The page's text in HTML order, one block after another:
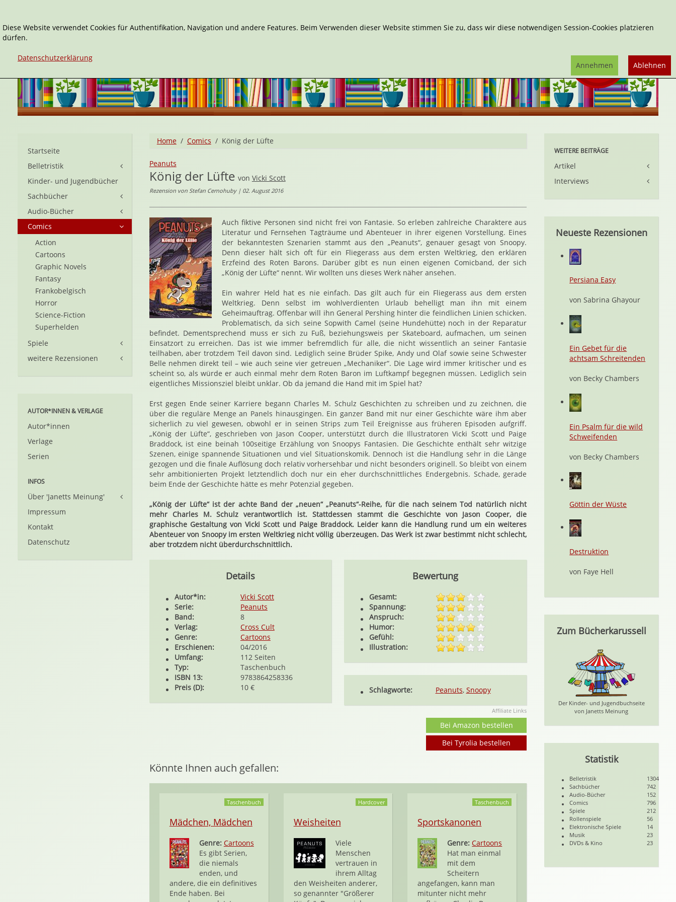
Home Comics König der Lüfte
Peanuts
König der Lüfte von Vicki Scott
Rezension von Stefan Cernohuby | 02. August 2016
Auch fiktive Personen sind nicht frei von Fantasie. So erleben zahlreiche Charaktere aus
Literatur und Fernsehen Tagträume und Abenteuer in ihrer eigenen Vorstellung. Eines
der bekanntesten Szenarien stammt aus den „Peanuts“, genauer gesagt von Snoopy.
Denn dieser hält sich oft für ein Fliegerass aus dem ersten Weltkrieg, den erklären
Erzfeind des Roten Barons. Darüber gibt es nun einen eigenen Comicband, der sich
„König der Lüfte“ nennt. Wir wollten uns dieses Werk näher ansehen.
Ein wahrer Held hat es nie einfach. Das gilt auch für ein Fliegerass aus dem ersten
Weltkrieg. Denn selbst im wohlverdienten Urlaub behelligt man ihn mit einem
Geheimauftrag. Offenbar will ihn General Pershing hinter die feindlichen Linien schicken.
Problematisch, da sich seine Sopwith Camel (seine Hundehütte) noch in der Reparatur
befindet. Dementsprechend muss er sich zu Fuß, beziehungsweis per Skateboard, aufmachen, um seinen
Einsatzort zu erreichen. Das ist wie immer befremdlich für alle, die nicht wissentlich an seiner Fantasie
teilhaben, aber trotzdem Teil davon sind. Lediglich seine Brüder Spike, Andy und Olaf sowie seine Schwester
Belle nehmen direkt teil – wie auch seine vier getreuen „Mechaniker“. Die Lage wird immer kritischer und es
scheint so, als würde er auch einmal mehr dem Roten Baron im Luftkampf begegnen müssen. Lediglich sein
eigentliches Missionsziel bleibt unklar. Ob da jemand die Hand mit im Spiel hat?
Erst gegen Ende seiner Karriere begann Charles M. Schulz Geschichten zu schreiben und zu zeichnen, die
über die reguläre Menge an Panels hinausgingen. Ein ganzer Band mit nur einer Geschichte wäre ihm aber
sicherlich zu viel gewesen, obwohl er in seinen Strips zum Teil Ereignisse aus früheren Episoden aufgriff.
„König der Lüfte“, geschrieben von Jason Cooper, unterstützt durch die Illustratoren Vicki Scott und Paige
Braddock, ist eine beinah 100seitige Erzählung von Snoopys Fantasien. Die Geschichte enthält sehr witzige
Szenen, einige spannende Situationen und viel Situationskomik. Dennoch ist die Handlung sehr in die Länge
gezogen und die finale Auflösung doch relativ vorhersehbar und nicht besonders originell. So bleibt von einem
sehr ambitionierten Projekt letztendlich doch nur ein eher durchschnittliches Endergebnis. Schade, gerade
beim Ende der Geschichte hätte es mehr Potenzial gegeben.
„König der Lüfte“ ist der achte Band der „neuen“ „Peanuts“-Reihe, für die nach seinem Tod natürlich nicht
mehr Charles M. Schulz verantwortlich ist. Stattdessen stammt die Geschichte von Jason Cooper, die
graphische Gestaltung von Vicki Scott und Paige Braddock. Leider kann die Handlung rund um ein weiteres
Abenteuer von Snoopy im ersten Weltkrieg nicht völlig überzeugen. Das Werk ist zwar bestimmt nicht schlecht,
aber trotzdem nicht überdurchschnittlich.
Details
Autor*in:
Vicki Scott
Serie:
Peanuts
Band:
8
Verlag:
Cross Cult
Genre:
Cartoons
Erschienen:
04/2016
Umfang:
112 Seiten
Typ:
Taschenbuch
ISBN 13:
9783864258336
Preis (D):
10 €
Bewertung
Gesamt:
Spannung:
Anspruch:
Humor:
Gefühl:
Illustration:
Schlagworte: Peanuts, Snoopy
Affiliate Links
Bei Amazon bestellen
Bei Tyrolia bestellen
Könnte Ihnen auch gefallen:
Taschenbuch
Mädchen, Mädchen
Genre: Cartoons
Es gibt Serien,
die niemals
enden, und
andere, die ein definitives
Ende haben. Bei
Hardcover
Weisheiten
Viele
Menschen
vertrauen in
ihrem Alltag
den Weisheiten anderer,
so genannter "Größerer
Taschenbuch
Sportskanonen
Genre:Cartoons
Hat man einmal
mit dem
Scheitern
angefangen, kann man
mitunter nicht mehr
Startseite
Belletristik
Kinder- und Jugendbücher
Sachbücher
Audio-Bücher
Comics
Action
Cartoons
Graphic Novels
Fantasy
Frankobelgisch
Horror
Science-Fiction
Superhelden
Spiele
weitere Rezensionen
AUTOR*INNEN & VERLAGE
Autor*innen
Verlage
Serien
INFOS
Über 'Janetts Meinung'
Impressum
Kontakt
Datenschutz
WEITERE BEITRÄGE
Artikel
Interviews
Neueste Rezensionen
Persiana Easy
von Sabrina Ghayour
Ein Gebet für die
achtsam Schreitenden
von Becky Chambers
Ein Psalm für die wild
Schweifenden
von Becky Chambers
Göttin der Wüste
Destruktion
von Faye Hell
Zum Bücherkarussell
Der Kinder- und Jugendbuchseite
von Janetts Meinung
Statistik
Belletristik
1304
Sachbücher
742
Audio-Bücher
152
Comics
796
Spiele
212
Rollenspiele
56
Elektronische Spiele
14
Musik
23
DVDs & Kino
23
Diese Website verwendet Cookies für Authentifikation, Navigation und andere Features. Beim Verwenden dieser Website stimmen Sie zu, dass wir diese notwendigen Session-Cookies platzieren
dürfen.
Datenschutzerklärung
Ablehnen
Annehmen